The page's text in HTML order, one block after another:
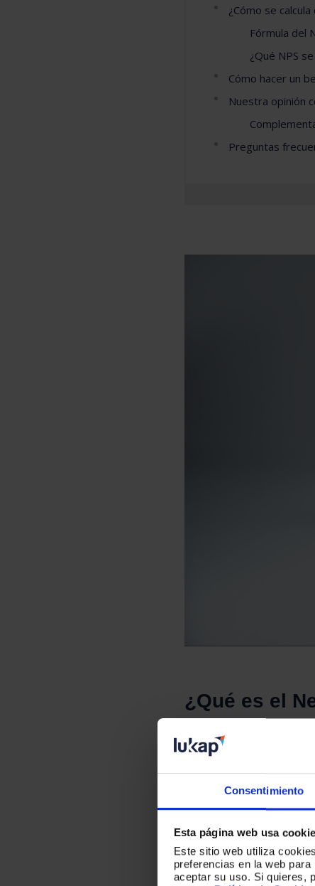
Consentimiento
Esta página web usa
Este sitio web utiliza
preferencias en la web
aceptar su uso. Si quieres,
¿Cómo se calcula
Fórmula del
¿Qué NPS
Cómo hacer un
Nuestra opinión
Preguntas
¿Qué es el
El NPS, o Net
empresa. Se calcula
“¿Con qué